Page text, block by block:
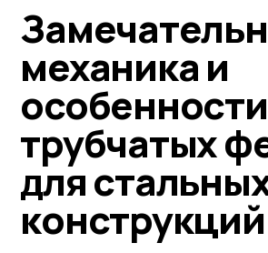
механика и
особенности
трубчатых
для
конструкций